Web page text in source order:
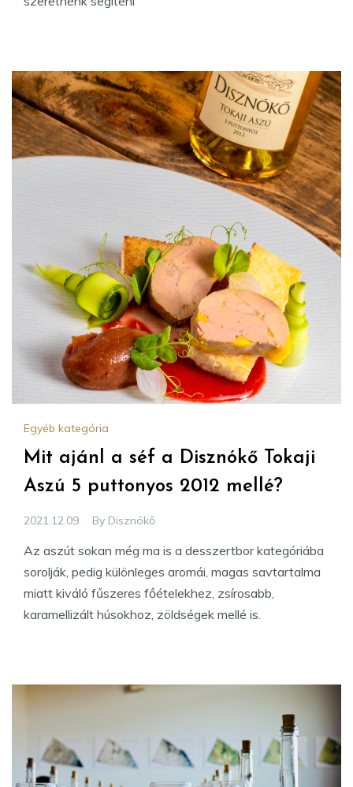
Egyéb kategória
Mit ajánl a séf a Disznókő Tokaji
Aszú 5 puttonyos 2012 mellé?
2021.12.09. By Disznókő
Az aszút sokan még ma is a desszertbor kategóriába
sorolják, pedig különleges aromái, magas savtartalma
miatt kiváló fűszeres főételekhez, zsírosabb,
karamellizált húsokhoz, zöldségek mellé is.